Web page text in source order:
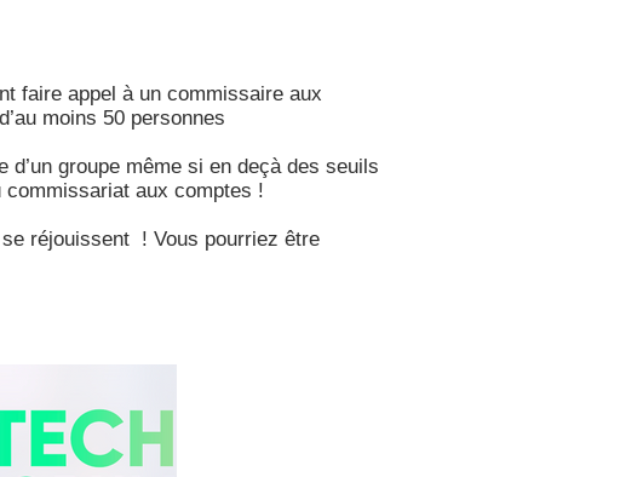
faire appel à un commissaire aux
moins 50 personnes
groupe même si en deçà des seuils
commissariat aux comptes !
réjouissent ! Vous pourriez être